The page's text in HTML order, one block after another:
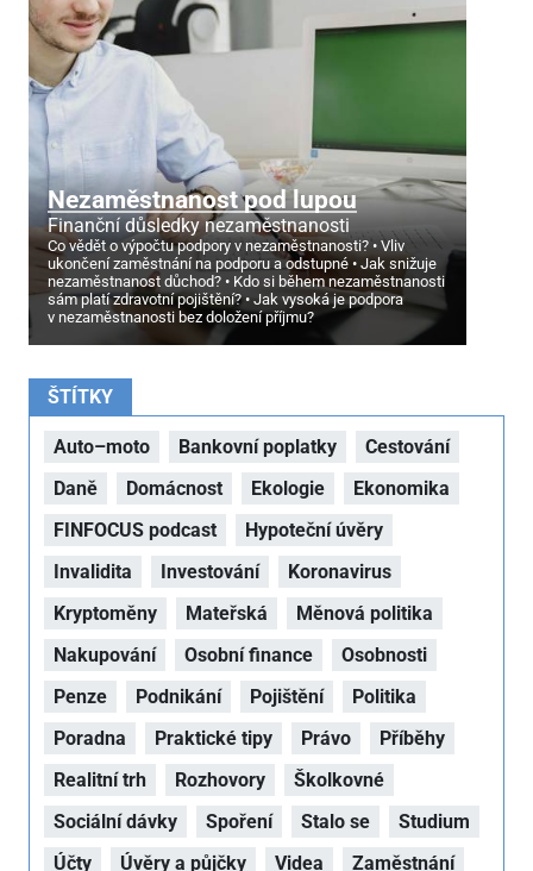
Nezaměstnanost pod lupou
Finanční důsledky nezaměstnanosti
Co vědět o výpočtu podpory v nezaměstnanosti?
Vliv
ukončení zaměstnání na podporu a odstupné
Jak snižuje
nezaměstnanost důchod?
Kdo si během nezaměstnanosti
sám platí zdravotní pojištění?
Jak vysoká je podpora
v nezaměstnanosti bez doložení příjmu?
ŠTÍTKY
Auto–moto Bankovní poplatky
Cestování
Daně
Domácnost Ekologie
Ekonomika
FINFOCUS podcast
Hypoteční úvěry
Invalidita
Investování
Koronavirus
Kryptoměny
Mateřská
Měnová politika
Nakupování
Osobní finance
Osobnosti
Penze
Podnikání Pojištění
Politika
Poradna
Praktické tipy Právo
Příběhy
Realitní trh
Rozhovory
Školkovné
Sociální dávky
Spoření Stalo se
Studium
Účty
Úvěry a půjčky Videa
Zaměstnání